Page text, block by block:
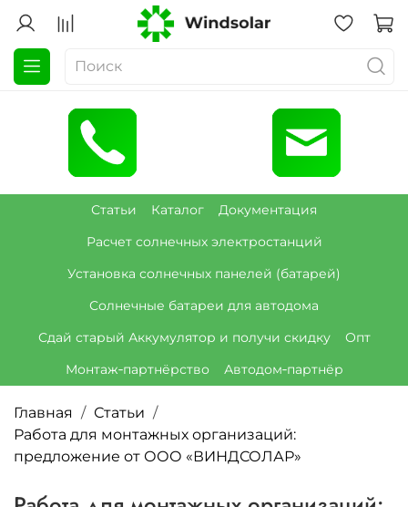
Статьи Каталог
Документация
Расчет солнечных электростанций
Установка солнечных панелей (батарей)
Солнечные батареи для автодома
Сдай старый Аккумулятор и получи скидку
Опт
Монтаж‑партнёрство
Автодом‑партнёр
Главная
Статьи
Работа для монтажных организаций:
предложение от ООО «ВИНДСОЛАР»